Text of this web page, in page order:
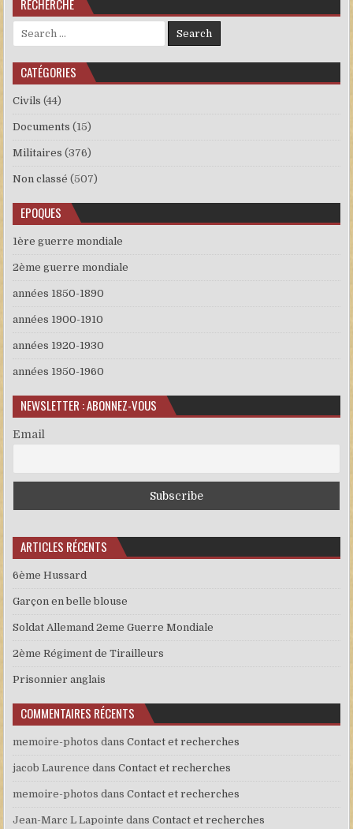
RECHERCHE
Search for:
CATÉGORIES
Civils (44)
Documents (15)
Militaires (376)
Non classé (507)
EPOQUES
1ère guerre mondiale
2ème guerre mondiale
années 1850-1890
années 1900-1910
années 1920-1930
années 1950-1960
NEWSLETTER : ABONNEZ-VOUS
Email
ARTICLES RÉCENTS
6ème Hussard
Garçon en belle blouse
Soldat Allemand 2eme Guerre Mondiale
2ème Régiment de Tirailleurs
Prisonnier anglais
COMMENTAIRES RÉCENTS
memoire-photos dansContact et recherches
jacob Laurence dansContact et recherches
memoire-photos dansContact et recherches
Jean-Marc L Lapointe dansContact et recherches